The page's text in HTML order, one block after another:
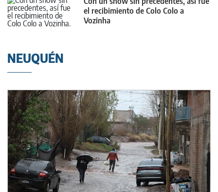
el recibimiento de Colo Colo a
Vozinha
NEUQUÉN